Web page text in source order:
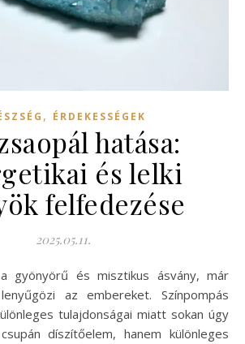
, ÉRDEKESSÉGEK
hatása:
és lelki
felfedezése
2025.05.11.
az embereket. Színpompás
tulajdonságai miatt sokan úgy
díszítőelem, hanem különleges